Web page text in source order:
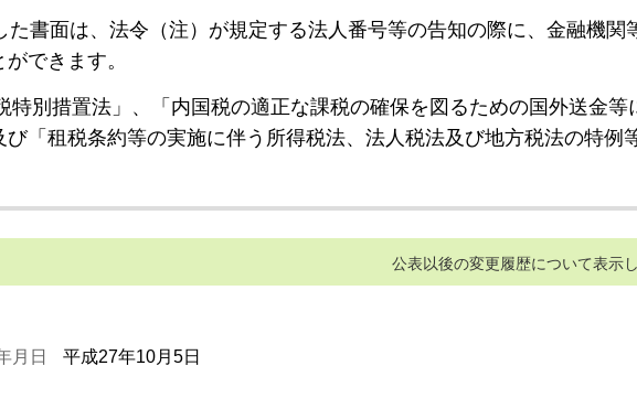
た書面は、法令（注）が規定する法人番号等の告知の際に、金融機関
できます。
特別措置法」、「内国税の適正な課税の確保を図るための国外送金等
「租税条約等の実施に伴う所得税法、法人税法及び地方税法の特例
公表以後の変更履歴について表示し
月日 平成27年10月5日